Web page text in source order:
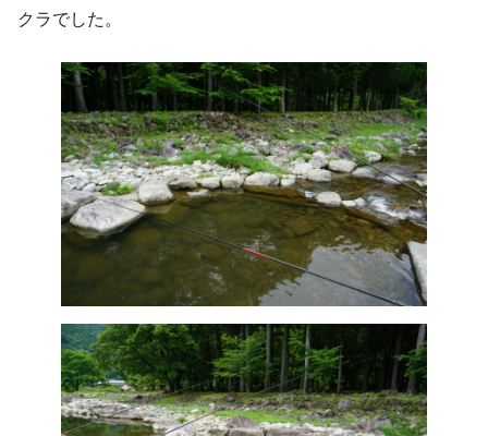
クラでした。